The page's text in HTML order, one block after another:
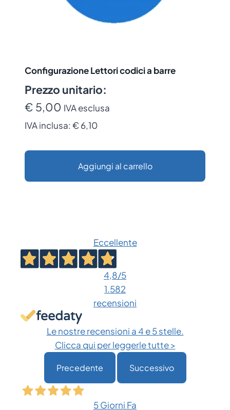
Configurazione Lettori codici a barre
Prezzo unitario:
€ 5,00 IVA esclusa
IVA inclusa: € 6,10
Aggiungi al carrello
Eccellente
4,8/5
1.582
recensioni
Le nostre recensioni a 4 e 5 stelle.
Clicca qui per leggerle tutte >
Precedente Successivo
5 Giorni Fa